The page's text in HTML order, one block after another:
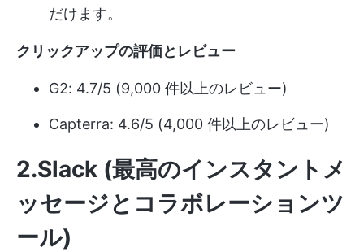
だけます。
クリックアップの評価とレビュー
G2: 4.7/5 (9,000 件以上のレビュー)
Capterra: 4.6/5 (4,000 件以上のレビュー)
2.Slack (最高のインスタントメ
ッセージとコラボレーションツ
ール)